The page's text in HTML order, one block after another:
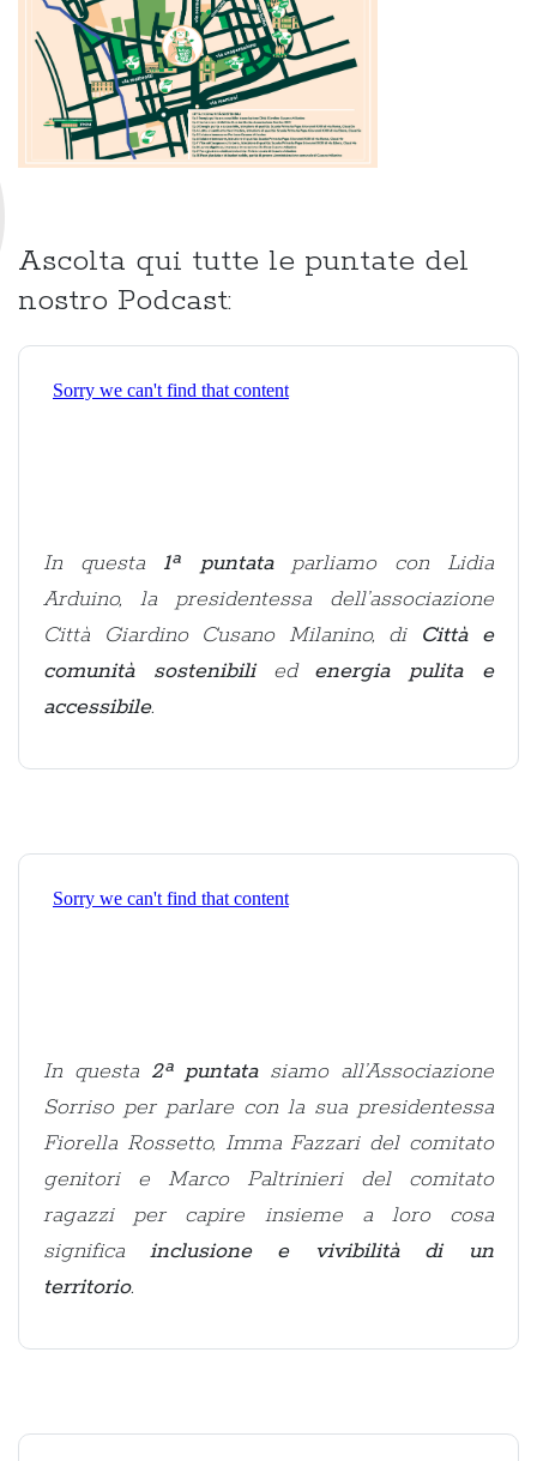
Ascolta qui tutte le puntate del
nostro Podcast:
In questa 1ª puntataparliamo con Lidia
Arduino, la presidentessa dell’associazione
Città Giardino Cusano Milanino, di Città e
comunità sostenibilied energia pulita e
accessibile.
In questa 2ª puntatasiamo all’Associazione
Sorriso per parlare con la sua presidentessa
Fiorella Rossetto, Imma Fazzari del comitato
genitori e Marco Paltrinieri del comitato
ragazzi per capire insieme a loro cosa
significa inclusione e vivibilità di un
territorio.